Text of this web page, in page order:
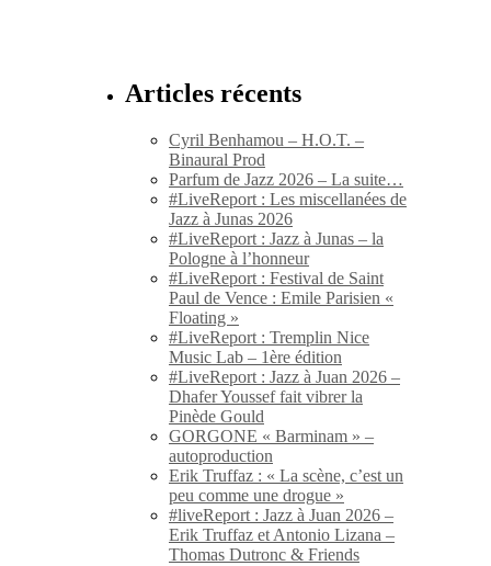
Articles récents
Cyril Benhamou – H.O.T. –
Binaural Prod
Parfum de Jazz 2026 – La suite…
#LiveReport : Les miscellanées de
Jazz à Junas 2026
#LiveReport : Jazz à Junas – la
Pologne à l’honneur
#LiveReport : Festival de Saint
Paul de Vence : Emile Parisien «
Floating »
#LiveReport : Tremplin Nice
Music Lab – 1ère édition
#LiveReport : Jazz à Juan 2026 –
Dhafer Youssef fait vibrer la
Pinède Gould
GORGONE « Barminam » –
autoproduction
Erik Truffaz : « La scène, c’est un
peu comme une drogue »
#liveReport : Jazz à Juan 2026 –
Erik Truffaz et Antonio Lizana –
Thomas Dutronc & Friends